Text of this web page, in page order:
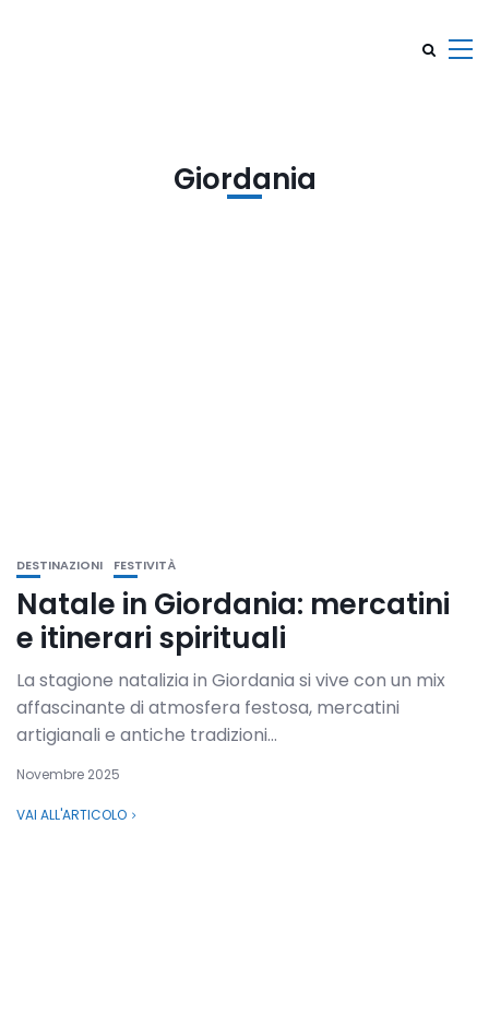
Giordania
DESTINAZIONI FESTIVITÀ
Natale in Giordania: mercatini
e itinerari spirituali
La stagione natalizia in Giordania si vive con un mix
affascinante di atmosfera festosa, mercatini
artigianali e antiche tradizioni...
Novembre 2025
VAI ALL'ARTICOLO